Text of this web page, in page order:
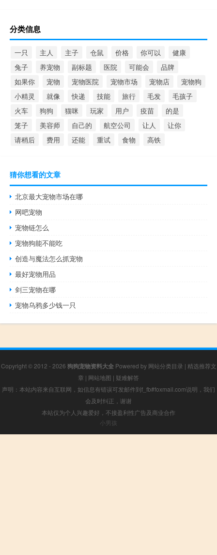
分类信息
一只 主人 主子 仓鼠 价格 你可以
健康
兔子
养宠物 副标题 医院 可能会
品牌
如果你
宠物 宠物医院 宠物市场 宠物店
宠物狗
小精灵
就像 快递 技能 旅行 毛发
毛孩子
火车
狗狗 猫咪 玩家 用户 疫苗
的是
笼子
美容师 自己的 航空公司 让人
让你
请稍后
费用 还能 重试 食物 高铁
猜你想看的文章
北京最大宠物市场在哪
网吧宠物
宠物链怎么
宠物狗能不能吃
创造与魔法怎么抓宠物
最好宠物用品
剑三宠物在哪
宠物乌鸦多少钱一只
Copyright © 2012 - 2026 狗狗宠物资料大全Powered by 网站分类目录 | 精选推荐文
章 | 网站地图 | 疑难解答
声明：本站内容来自互联网，如信息有错误可发邮件到f_fb#foxmail.com说明，我们
会及时纠正，谢谢
本站仅为个人兴趣爱好，不接盈利性广告及商业合作
小男孩